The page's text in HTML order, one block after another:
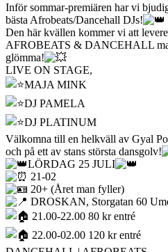
Inför sommar-premiären har vi
bästa Afrobeats/Dancehall DJs!
Den här kvällen kommer vi att
AFROBEATS & DANCEHALL
glömma!
LIVE ON STAGE,
MAJA MINK
DJ PAMELA
DJ PLATINUM
Välkomna till en helkväll av Gyal
och på ett av stans största dansgolv!
LÖRDAG 25 JULI
21-02
20+ (Året man fyller)
DROSKAN, Storgatan 60
21.00-22.00 80 kr entré
22.00-02.00 120 kr entré